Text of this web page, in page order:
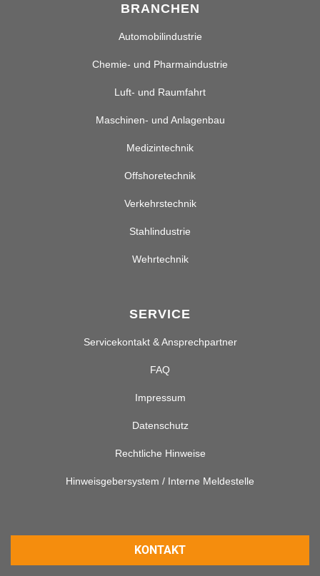
BRANCHEN
Automobilindustrie
Chemie- und Pharmaindustrie
Luft- und Raumfahrt
Maschinen- und Anlagenbau
Medizintechnik
Offshoretechnik
Verkehrstechnik
Stahlindustrie
Wehrtechnik
SERVICE
Servicekontakt & Ansprechpartner
FAQ
Impressum
Datenschutz
Rechtliche Hinweise
Hinweisgebersystem / Interne Meldestelle
KONTAKT